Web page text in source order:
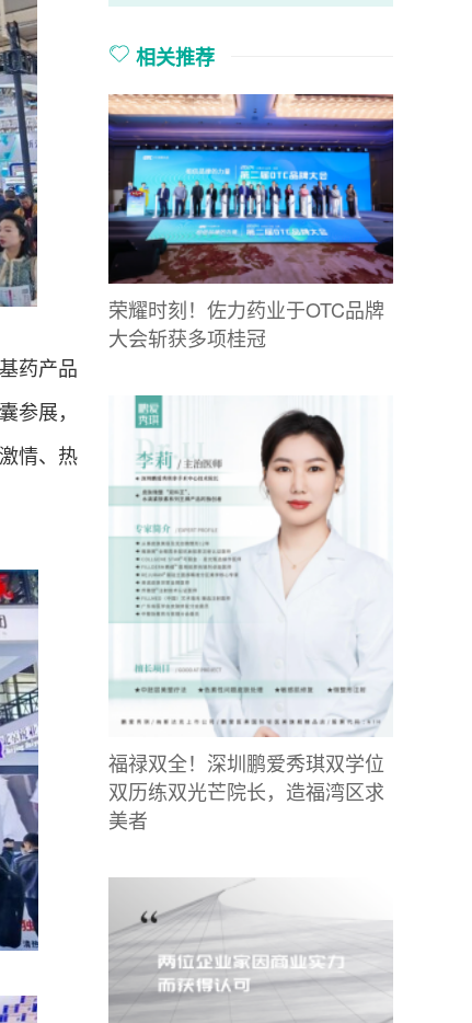
药产品
参展，
情、热
相关推荐
荣耀时刻！佐力药业于OTC品牌
大会斩获多项桂冠
福禄双全！深圳鹏爱秀琪双学位
双历练双光芒院长，造福湾区求
美者